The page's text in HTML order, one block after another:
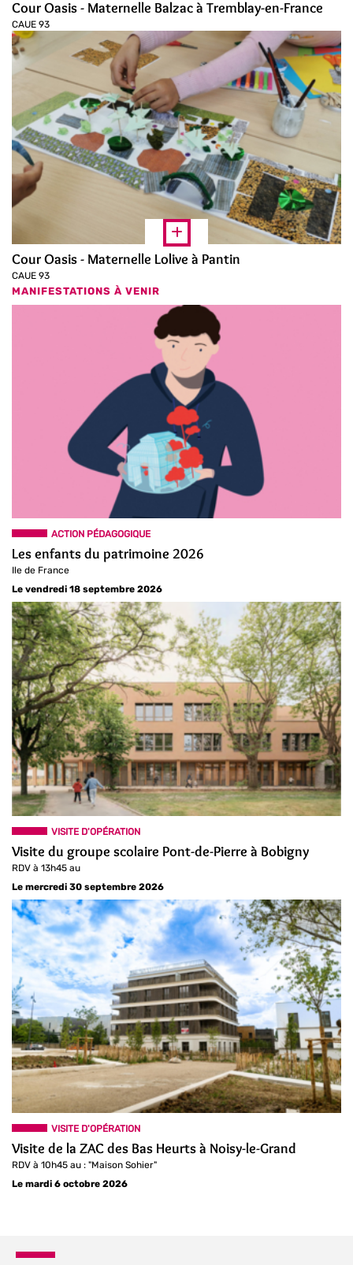
Cour Oasis - Maternelle Balzac à Tremblay-en-France
CAUE 93
Cour Oasis - Maternelle Lolive à Pantin
CAUE 93
MANIFESTATIONS À VENIR
ACTION PÉDAGOGIQUE
Les enfants du patrimoine 2026
Ile de France
Le vendredi 18 septembre 2026
VISITE D'OPÉRATION
Visite du groupe scolaire Pont-de-Pierre à Bobigny
RDV à 13h45 au
Le mercredi 30 septembre 2026
VISITE D'OPÉRATION
Visite de la ZAC des Bas Heurts à Noisy-le-Grand
RDV à 10h45 au : "Maison Sohier"
Le mardi 6 octobre 2026